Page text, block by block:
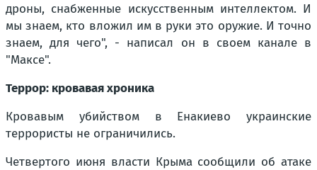
дроны, снабженные искусственным интеллектом. И
мы знаем, кто вложил им в руки это оружие. И точно
знаем, для чего", - написал он в своем канале в
"Максе".
Террор: кровавая хроника
Кровавым убийством в Енакиево украинские
террористы не ограничились.
Четвертого июня власти Крыма сообщили об атаке